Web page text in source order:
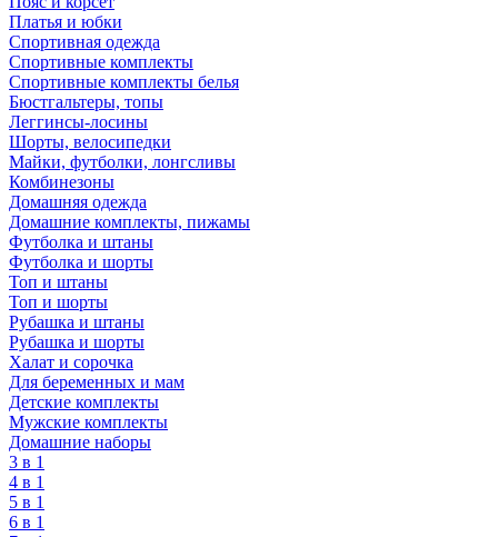
Платья и юбки
Спортивная одежда
Спортивные комплекты
Спортивные комплекты белья
Бюстгальтеры, топы
Леггинсы-лосины
Шорты, велосипедки
Майки, футболки, лонгсливы
Комбинезоны
Домашняя одежда
Домашние комплекты, пижамы
Футболка и штаны
Футболка и шорты
Топ и штаны
Топ и шорты
Рубашка и штаны
Рубашка и шорты
Халат и сорочка
Для беременных и мам
Детские комплекты
Мужские комплекты
Домашние наборы
3 в 1
4 в 1
5 в 1
6 в 1